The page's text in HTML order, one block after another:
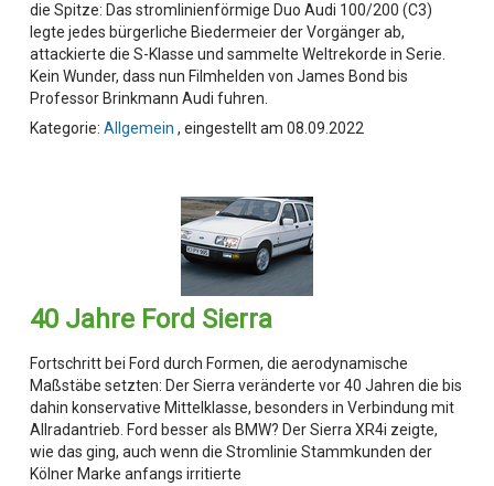
die Spitze: Das stromlinienförmige Duo Audi 100/200 (C3)
legte jedes bürgerliche Biedermeier der Vorgänger ab,
attackierte die S-Klasse und sammelte Weltrekorde in Serie.
Kein Wunder, dass nun Filmhelden von James Bond bis
Professor Brinkmann Audi fuhren.
Kategorie: Allgemein , eingestellt am 08.09.2022
40 Jahre Ford Sierra
Fortschritt bei Ford durch Formen, die aerodynamische
Maßstäbe setzten: Der Sierra veränderte vor 40 Jahren die bis
dahin konservative Mittelklasse, besonders in Verbindung mit
Allradantrieb. Ford besser als BMW? Der Sierra XR4i zeigte,
wie das ging, auch wenn die Stromlinie Stammkunden der
Kölner Marke anfangs irritierte